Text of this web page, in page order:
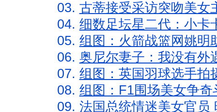
03. 古蒂接受采访突吻美女
04. 细数足坛星二代：小卡
05. 组图：火箭战篮网姚明
06. 奥尼尔妻子：我没有外
07. 组图：英国羽球选手拍
08. 组图：F1围场美女争
09. 法国总统情迷美女官员